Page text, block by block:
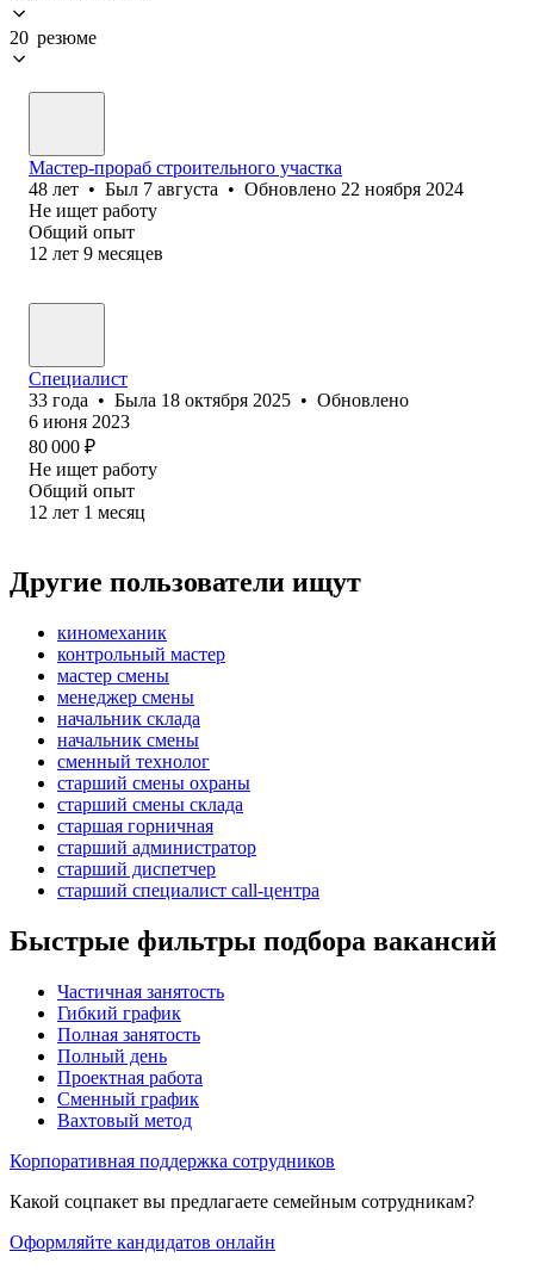
20 резюме
Мастер-прораб строительного участка
48 лет • Был 7 августа • Обновлено 22 ноября 2024
Не ищет работу
Общий опыт
12 лет 9 месяцев
Специалист
33 года • Была 18 октября 2025 • Обновлено
6 июня 2023
80 000 ₽
Не ищет работу
Общий опыт
12 лет 1 месяц
Другие пользователи ищут
киномеханик
контрольный мастер
мастер смены
менеджер смены
начальник склада
начальник смены
сменный технолог
старший смены охраны
старший смены склада
старшая горничная
старший администратор
старший диспетчер
старший специалист call-центра
Быстрые фильтры подбора вакансий
Частичная занятость
Гибкий график
Полная занятость
Полный день
Проектная работа
Сменный график
Вахтовый метод
Корпоративная поддержка сотрудников
Какой соцпакет вы предлагаете семейным сотрудникам?
Оформляйте кандидатов онлайн